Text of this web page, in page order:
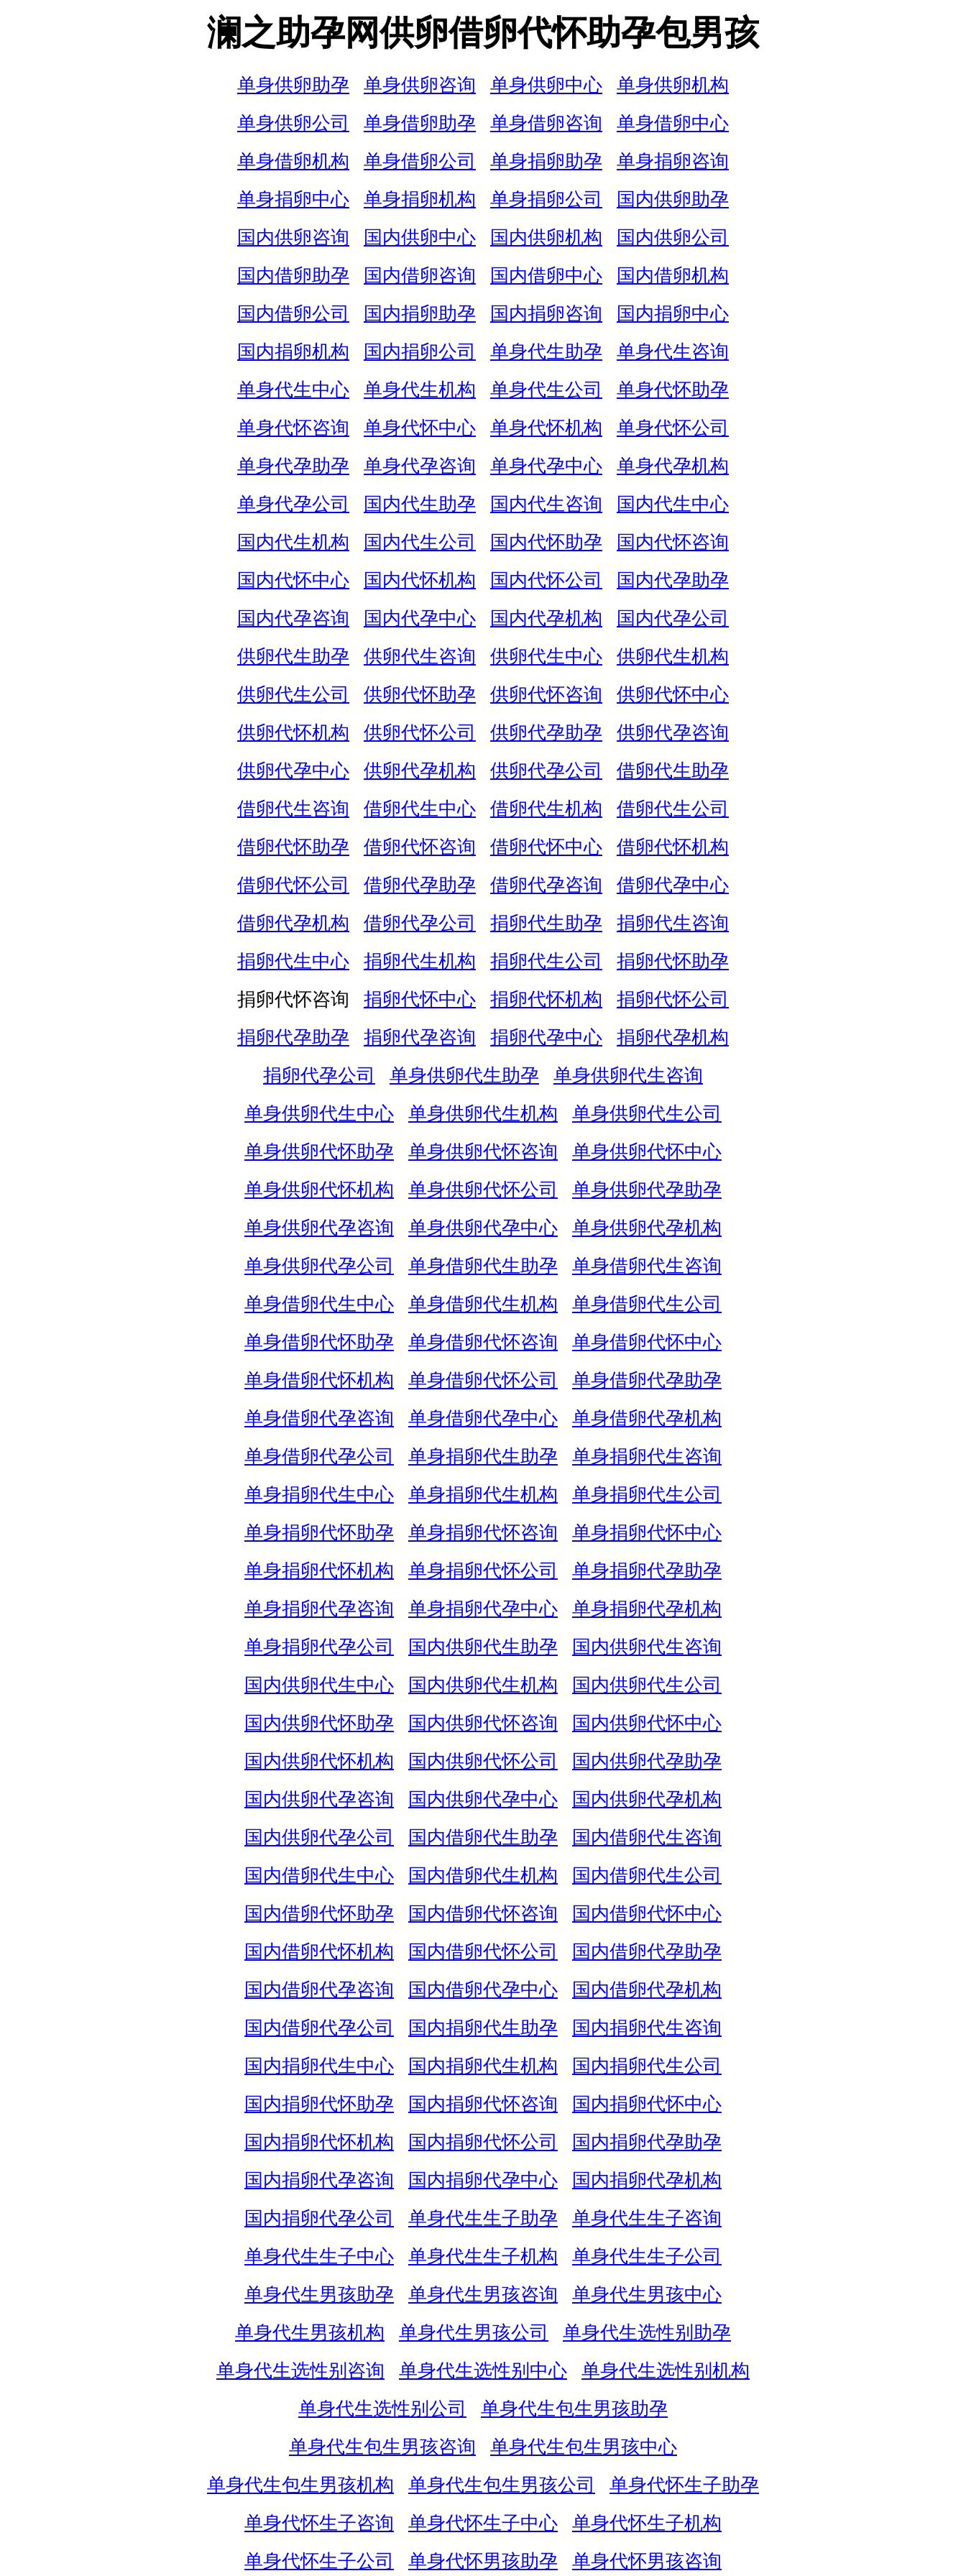
澜之助孕网供卵借卵代怀助孕包男孩
单身供卵助孕 单身供卵咨询 单身供卵中心
单身供卵机构
单身供卵公司
单身借卵助孕 单身借卵咨询
单身借卵中心
单身借卵机构
单身借卵公司 单身捐卵助孕
单身捐卵咨询
单身捐卵中心
单身捐卵机构 单身捐卵公司
国内供卵助孕
国内供卵咨询
国内供卵中心 国内供卵机构
国内供卵公司
国内借卵助孕
国内借卵咨询 国内借卵中心
国内借卵机构
国内借卵公司
国内捐卵助孕 国内捐卵咨询
国内捐卵中心
国内捐卵机构
国内捐卵公司 单身代生助孕
单身代生咨询
单身代生中心
单身代生机构 单身代生公司
单身代怀助孕
单身代怀咨询
单身代怀中心 单身代怀机构
单身代怀公司
单身代孕助孕
单身代孕咨询 单身代孕中心
单身代孕机构
单身代孕公司
国内代生助孕 国内代生咨询
国内代生中心
国内代生机构
国内代生公司 国内代怀助孕
国内代怀咨询
国内代怀中心
国内代怀机构 国内代怀公司
国内代孕助孕
国内代孕咨询
国内代孕中心 国内代孕机构
国内代孕公司
供卵代生助孕
供卵代生咨询 供卵代生中心
供卵代生机构
供卵代生公司
供卵代怀助孕 供卵代怀咨询
供卵代怀中心
供卵代怀机构
供卵代怀公司 供卵代孕助孕
供卵代孕咨询
供卵代孕中心
供卵代孕机构 供卵代孕公司
借卵代生助孕
借卵代生咨询
借卵代生中心 借卵代生机构
借卵代生公司
借卵代怀助孕
借卵代怀咨询 借卵代怀中心
借卵代怀机构
借卵代怀公司
借卵代孕助孕 借卵代孕咨询
借卵代孕中心
借卵代孕机构
借卵代孕公司 捐卵代生助孕
捐卵代生咨询
捐卵代生中心
捐卵代生机构 捐卵代生公司
捐卵代怀助孕
捐卵代怀咨询
捐卵代怀中心 捐卵代怀机构
捐卵代怀公司
捐卵代孕助孕
捐卵代孕咨询 捐卵代孕中心
捐卵代孕机构
捐卵代孕公司
单身供卵代生助孕
单身供卵代生咨询
单身供卵代生中心
单身供卵代生机构
单身供卵代生公司
单身供卵代怀助孕
单身供卵代怀咨询
单身供卵代怀中心
单身供卵代怀机构
单身供卵代怀公司
单身供卵代孕助孕
单身供卵代孕咨询
单身供卵代孕中心
单身供卵代孕机构
单身供卵代孕公司
单身借卵代生助孕
单身借卵代生咨询
单身借卵代生中心
单身借卵代生机构
单身借卵代生公司
单身借卵代怀助孕
单身借卵代怀咨询
单身借卵代怀中心
单身借卵代怀机构
单身借卵代怀公司
单身借卵代孕助孕
单身借卵代孕咨询
单身借卵代孕中心
单身借卵代孕机构
单身借卵代孕公司
单身捐卵代生助孕
单身捐卵代生咨询
单身捐卵代生中心
单身捐卵代生机构
单身捐卵代生公司
单身捐卵代怀助孕
单身捐卵代怀咨询
单身捐卵代怀中心
单身捐卵代怀机构
单身捐卵代怀公司
单身捐卵代孕助孕
单身捐卵代孕咨询
单身捐卵代孕中心
单身捐卵代孕机构
单身捐卵代孕公司
国内供卵代生助孕
国内供卵代生咨询
国内供卵代生中心
国内供卵代生机构
国内供卵代生公司
国内供卵代怀助孕
国内供卵代怀咨询
国内供卵代怀中心
国内供卵代怀机构
国内供卵代怀公司
国内供卵代孕助孕
国内供卵代孕咨询
国内供卵代孕中心
国内供卵代孕机构
国内供卵代孕公司
国内借卵代生助孕
国内借卵代生咨询
国内借卵代生中心
国内借卵代生机构
国内借卵代生公司
国内借卵代怀助孕
国内借卵代怀咨询
国内借卵代怀中心
国内借卵代怀机构
国内借卵代怀公司
国内借卵代孕助孕
国内借卵代孕咨询
国内借卵代孕中心
国内借卵代孕机构
国内借卵代孕公司
国内捐卵代生助孕
国内捐卵代生咨询
国内捐卵代生中心
国内捐卵代生机构
国内捐卵代生公司
国内捐卵代怀助孕
国内捐卵代怀咨询
国内捐卵代怀中心
国内捐卵代怀机构
国内捐卵代怀公司
国内捐卵代孕助孕
国内捐卵代孕咨询
国内捐卵代孕中心
国内捐卵代孕机构
国内捐卵代孕公司
单身代生生子助孕
单身代生生子咨询
单身代生生子中心
单身代生生子机构
单身代生生子公司
单身代生男孩助孕
单身代生男孩咨询
单身代生男孩中心
单身代生男孩机构
单身代生男孩公司
单身代生选性别助孕
单身代生选性别咨询
单身代生选性别中心
单身代生选性别机构
单身代生选性别公司
单身代生包生男孩助孕
单身代生包生男孩咨询
单身代生包生男孩中心
单身代生包生男孩机构
单身代生包生男孩公司
单身代怀生子助孕
单身代怀生子咨询
单身代怀生子中心
单身代怀生子机构
单身代怀生子公司
单身代怀男孩助孕 单身代怀男孩咨询